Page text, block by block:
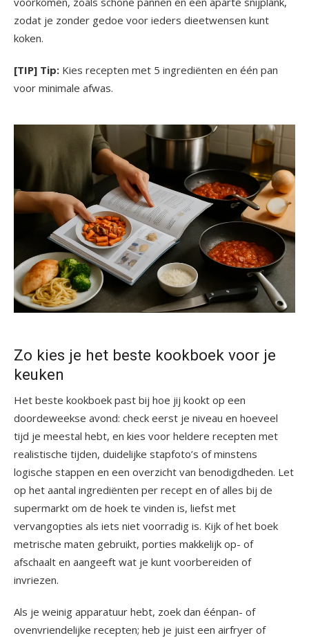
zodat je zonder gedoe voor ieders dieetwensen kunt
koken.
[TIP] Tip: Kies recepten met 5 ingrediënten en één pan
voor minimale afwas.
Zo kies je het beste kookboek voor je
keuken
Het beste kookboek past bij hoe jij kookt op een
doordeweekse avond: check eerst je niveau en hoeveel
tijd je meestal hebt, en kies voor heldere recepten met
realistische tijden, duidelijke stapfoto’s of minstens
logische stappen en een overzicht van benodigdheden. Let
op het aantal ingrediënten per recept en of alles bij de
supermarkt om de hoek te vinden is, liefst met
vervangopties als iets niet voorradig is. Kijk of het boek
metrische maten gebruikt, porties makkelijk op- of
afschaalt en aangeeft wat je kunt voorbereiden of
invriezen.
Als je weinig apparatuur hebt, zoek dan éénpan- of
ovenvriendelijke recepten; heb je juist een airfryer of